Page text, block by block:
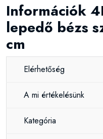
Információk
lepedő bézs
cm
Elérhetőség
A mi értékelésünk
Kategória